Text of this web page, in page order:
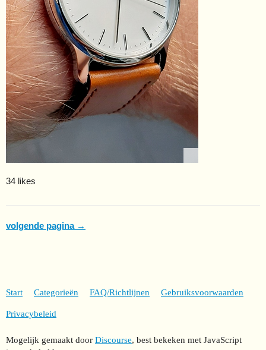
34 likes
volgende pagina →
Start Categorieën FAQ/Richtlijnen Gebruiksvoorwaarden
Privacybeleid
Mogelijk gemaakt door Discourse, best bekeken met JavaScript